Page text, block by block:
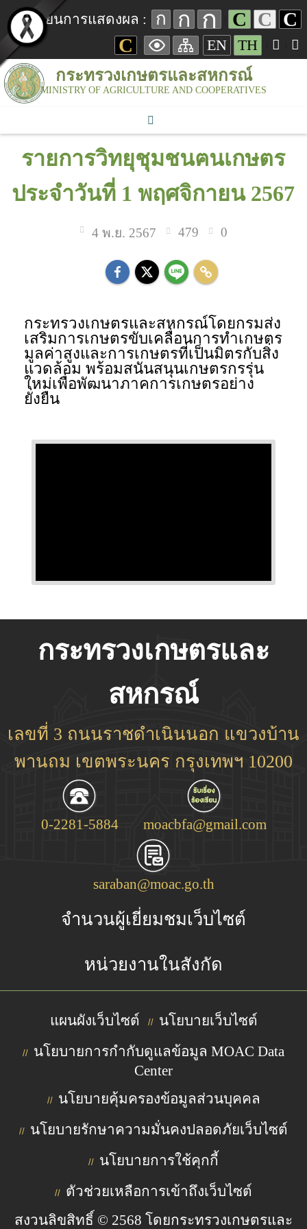
เปลี่ยนการแสดงผล : ก ก ก C C C
C
EN TH
กระทรวงเกษตรและสหกรณ์
MINISTRY OF AGRICULTURE AND COOPERATIVES
รายการวิทยุชุมชนฅนเกษตร
ประจำวันที่ 1 พฤศจิกายน 2567
4 พ.ย. 2567 479 0
กระทรวงเกษตรและสหกรณ์โดยกรมส่ง
เสริมการเกษตรขับเคลื่อนการทำเกษตร
มูลค่าสูงและการเกษตรที่เป็นมิตรกับสิ่ง
แวดล้อม พร้อมสนันสนุนเกษตรกรรุ่น
ใหม่เพื่อพัฒนาภาคการเกษตรอย่าง
ยั่งยืน
กระทรวงเกษตรและ
สหกรณ์
เลขที่ 3 ถนนราชดำเนินนอก แขวงบ้าน
พานถม เขตพระนคร กรุงเทพฯ 10200
0-2281-5884 moacbfa@gmail.com
saraban@moac.go.th
จำนวนผู้เยี่ยมชมเว็บไซต์
หน่วยงานในสังกัด
แผนผังเว็บไซต์ // นโยบายเว็บไซต์
// นโยบายการกำกับดูแลข้อมูล MOAC Data
Center
// นโยบายคุ้มครองข้อมูลส่วนบุคคล
// นโยบายรักษาความมั่นคงปลอดภัยเว็บไซต์
// นโยบายการใช้คุกกี้
// ตัวช่วยเหลือการเข้าถึงเว็บไซต์
สงวนลิขสิทธิ์ © 2568 โดยกระทรวงเกษตรและ